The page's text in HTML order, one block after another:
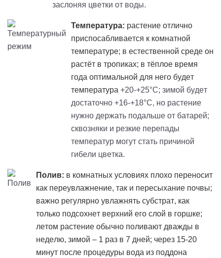
заслоняя цветки от воды.
Температура: растение отлично
приспосабливается к комнатной
температуре; в естественной среде он
растёт в тропиках; в тёплое время
года оптимальной для него будет
температура +20-+25°C; зимой будет
достаточно +16-+18°C, но растение
нужно держать подальше от батарей;
сквозняки и резкие перепады
температур могут стать причиной
гибели цветка.
Полив: в комнатных условиях плохо переносит
как переувлажнение, так и пересыхание почвы;
важно регулярно увлажнять субстрат, как
только подсохнет верхний его слой в горшке;
летом растение обычно поливают дважды в
неделю, зимой – 1 раз в 7 дней; через 15-20
минут после процедуры вода из поддона